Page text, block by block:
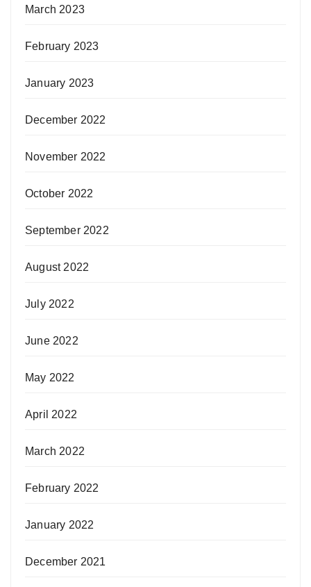
March 2023
February 2023
January 2023
December 2022
November 2022
October 2022
September 2022
August 2022
July 2022
June 2022
May 2022
April 2022
March 2022
February 2022
January 2022
December 2021